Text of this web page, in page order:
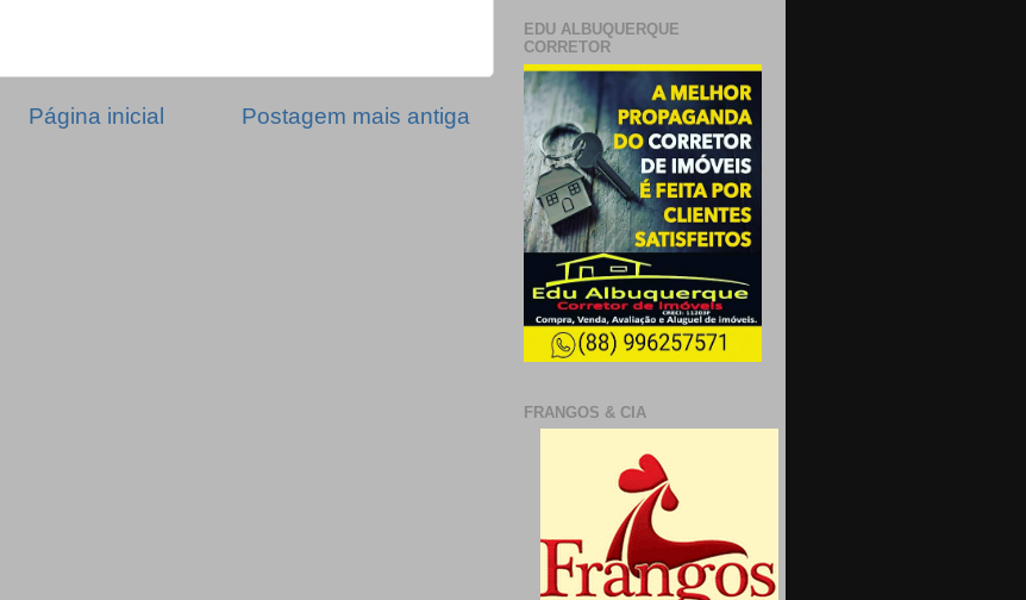
Postagem mais antiga
Página inicial
EDU ALBUQUERQUE
CORRETOR
FRANGOS & CIA